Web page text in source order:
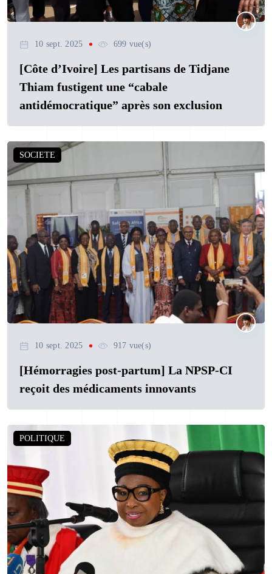
10 sept. 2025 699 vue(s)
[Côte d’Ivoire] Les partisans de Tidjane
Thiam fustigent une “cabale
antidémocratique” après son exclusion
SOCIETE
10 sept. 2025 917 vue(s)
[Hémorragies post-partum] La NPSP-CI
reçoit des médicaments innovants
POLITIQUE